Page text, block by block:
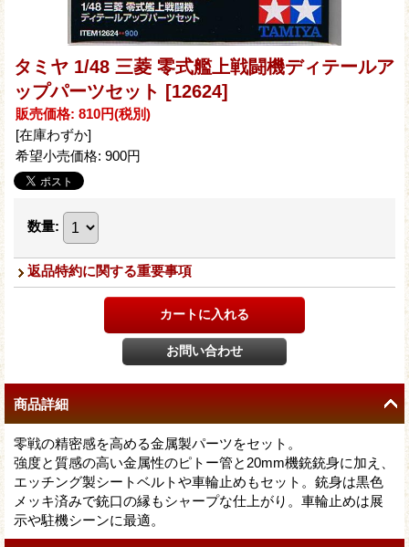
タミヤ 1/48 三菱 零式艦上戦闘機ディテールア
ップパーツセット [12624]
販売価格: 810円(税別)
[在庫わずか]
希望小売価格: 900円
数量:
返品特約に関する重要事項
商品詳細
零戦の精密感を高める金属製パーツをセット。
強度と質感の高い金属性のピトー管と20mm機銃銃身に加え、
エッチング製シートベルトや車輪止めもセット。銃身は黒色
メッキ済みで銃口の縁もシャープな仕上がり。車輪止めは展
示や駐機シーンに最適。